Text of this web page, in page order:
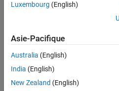
Get Started with the Image
Interactively label rectangular
scenes for image classification.
Get Started with the Video
Interactively label rectangular
scenes for image classification in
Luxembourg (English)
Asie-Pacifique
Australia (English)
India (English)
New Zealand (English)